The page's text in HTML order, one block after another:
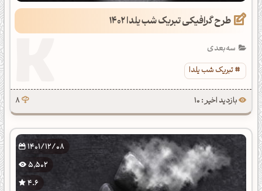
طرح گرافیکی تبریک شب یلدا 1402
سه‌بعدی
تبریک شب یلدا
بازدید اخیر : 10 8
1401/12/08
5,502
4.6